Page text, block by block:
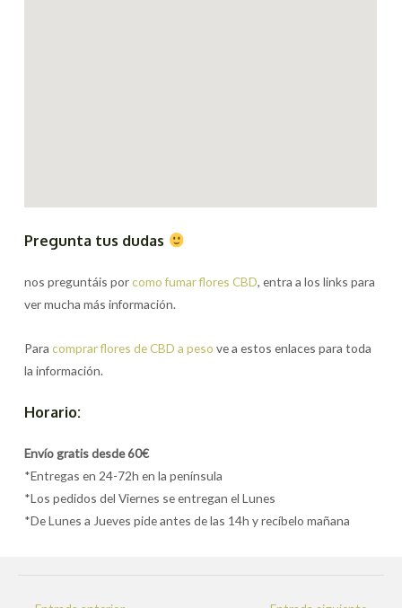
Pregunta tus dudas
nos preguntáis porcomo fumar flores CBD, entra a los links para
ver mucha más información.
Paracomprar flores de CBD a peso ve a estos enlaces para toda
la información.
Horario:
Envío gratis desde 60€
*Entregas en 24-72h en la península
*Los pedidos del Viernes se entregan el Lunes
*De Lunes a Jueves pide antes de las 14h y recíbelo mañana
Navegación